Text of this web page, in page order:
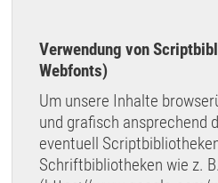
Verwendung von
Webfonts)
Um unsere Inhalte
und grafisch ansprechend
eventuell
Schriftbibliotheken wie z.